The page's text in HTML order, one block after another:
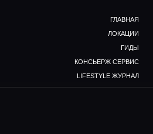
ГЛАВНАЯ
ЛОКАЦИИ
ГИДЫ
КОНСЬЕРЖ СЕРВИС
LIFESTYLE ЖУРНАЛ